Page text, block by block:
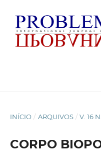
INÍCIO / ARQUIVOS / V. 16
CORPO